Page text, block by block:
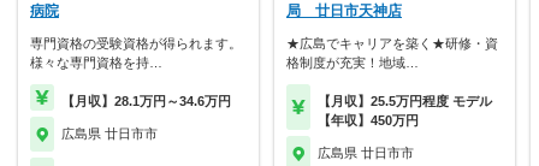
病院
専門資格の受験資格が得られます。
様々な専門資格を持…
【月収】28.1万円～34.6万円
広島県 廿日市市
局 廿日市天神店
★広島でキャリアを築く★研修・資
格制度が充実！地域…
【月収】25.5万円程度 モデル
【年収】450万円
広島県 廿日市市